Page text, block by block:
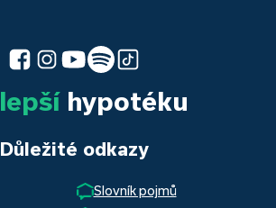
lepšíhypotéku
Důležité odkazy
Slovník pojmů